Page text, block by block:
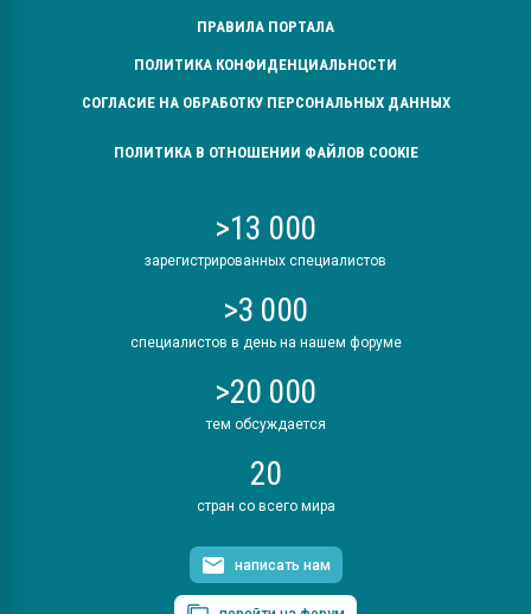
ПРАВИЛА ПОРТАЛА
ПОЛИТИКА КОНФИДЕНЦИАЛЬНОСТИ
СОГЛАСИЕ НА ОБРАБОТКУ ПЕРСОНАЛЬНЫХ ДАННЫХ
ПОЛИТИКА В ОТНОШЕНИИ ФАЙЛОВ COOKIE
>13 000
зарегистрированных специалистов
>3 000
специалистов в день на нашем форуме
>20 000
тем обсуждается
20
стран со всего мира
написать нам